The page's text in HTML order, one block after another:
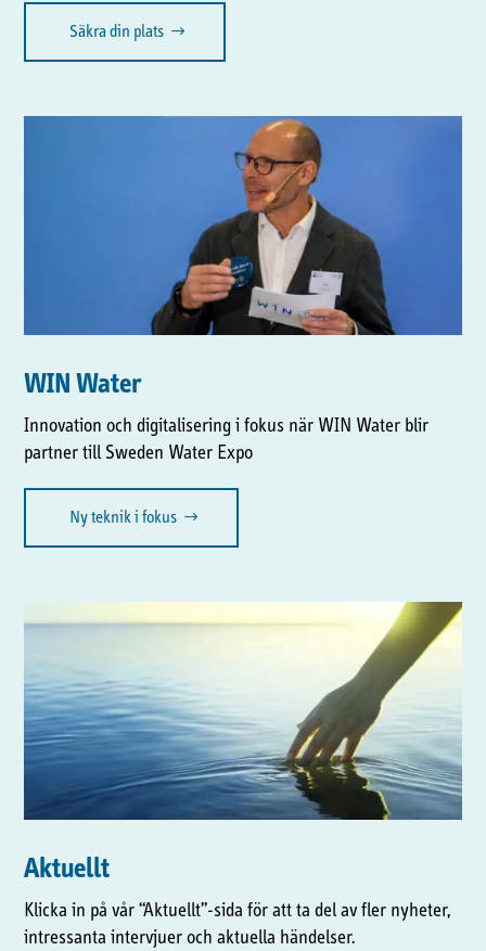
Säkra din plats
WIN Water
Innovation och digitalisering i fokus när WIN Water blir
partner till Sweden Water Expo
Ny teknik i fokus
Aktuellt
Klicka in på vår “Aktuellt”-sida för att ta del av fler nyheter,
intressanta intervjuer och aktuella händelser.